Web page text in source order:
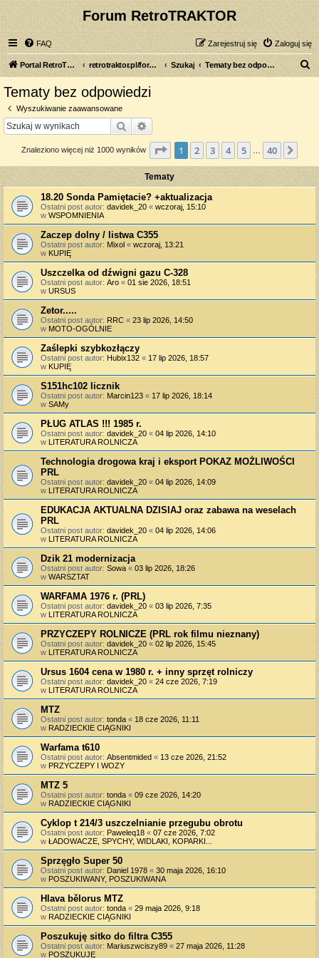
Forum RetroTRAKTOR
FAQ Zaloguj się
Zarejestruj się
Portal RetroTRAKTOR.pl retrotraktor.pl/forum Szukaj Tematy bez odpowiedzi
Tematy bez odpowiedzi
Wyszukiwanie zaawansowane
Szukaj
Znaleziono więcej niż 1000 wyników Strona z40
1 2 3 4 5 40
Tematy
18.20 Sonda Pamiętacie? +aktualizacja
Ostatni post autor: davidek_20 « wczoraj, 15:10
w WSPOMNIENIA
Zaczep dolny / listwa C355
Ostatni post autor: Mixol « wczoraj, 13:21
w KUPIĘ
Uszczelka od dźwigni gazu C-328
Ostatni post autor: Aro « 01 sie 2026, 18:51
w URSUS
Zetor.....
Ostatni post autor: RRC « 23 lip 2026, 14:50
w MOTO-OGÓLNIE
Zaślepki szybkozłączy
Ostatni post autor: Hubix132 « 17 lip 2026, 18:57
w KUPIĘ
S151hc102 licznik
Ostatni post autor: Marcin123 « 17 lip 2026, 18:14
w SAMy
PŁUG ATLAS !!! 1985 r.
Ostatni post autor: davidek_20 « 04 lip 2026, 14:10
w LITERATURA ROLNICZA
Technologia drogowa kraj i eksport POKAZ MOŻLIWOŚCI
PRL
Ostatni post autor: davidek_20 « 04 lip 2026, 14:09
w LITERATURA ROLNICZA
EDUKACJA AKTUALNA DZISIAJ oraz zabawa na weselach
PRL
Ostatni post autor: davidek_20 « 04 lip 2026, 14:06
w LITERATURA ROLNICZA
Dzik 21 modernizacja
Ostatni post autor: Sowa « 03 lip 2026, 18:26
w WARSZTAT
WARFAMA 1976 r. (PRL)
Ostatni post autor: davidek_20 « 03 lip 2026, 7:35
w LITERATURA ROLNICZA
PRZYCZEPY ROLNICZE (PRL rok filmu nieznany)
Ostatni post autor: davidek_20 « 02 lip 2026, 15:45
w LITERATURA ROLNICZA
Ursus 1604 cena w 1980 r. + inny sprzęt rolniczy
Ostatni post autor: davidek_20 « 24 cze 2026, 7:19
w LITERATURA ROLNICZA
MTZ
Ostatni post autor: tonda « 18 cze 2026, 11:11
w RADZIECKIE CIĄGNIKI
Warfama t610
Ostatni post autor: Absentmided « 13 cze 2026, 21:52
w PRZYCZEPY I WOZY
MTZ 5
Ostatni post autor: tonda « 09 cze 2026, 14:20
w RADZIECKIE CIĄGNIKI
Cyklop t 214/3 uszczelnianie przegubu obrotu
Ostatni post autor: Paweleq18 « 07 cze 2026, 7:02
w ŁADOWACZE, SPYCHY, WIDLAKI, KOPARKI...
Sprzęgło Super 50
Ostatni post autor: Daniel 1978 « 30 maja 2026, 16:10
w POSZUKIWANY, POSZUKIWANA
Hlava bělorus MTZ
Ostatni post autor: tonda « 29 maja 2026, 9:18
w RADZIECKIE CIĄGNIKI
Poszukuję sitko do filtra C355
Ostatni post autor: Mariuszwciszy89 « 27 maja 2026, 11:28
w POSZUKUJĘ